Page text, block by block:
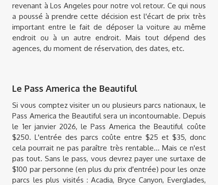
revenant à Los Angeles pour notre vol retour. Ce qui nous
a poussé à prendre cette décision est l'écart de prix très
important entre le fait de déposer la voiture au même
endroit ou à un autre endroit. Mais tout dépend des
agences, du moment de réservation, des dates, etc.
Le Pass America the Beautiful
Si vous comptez visiter un ou plusieurs parcs nationaux, le
Pass America the Beautiful sera un incontournable. Depuis
le 1er janvier 2026, le Pass America the Beautiful coûte
$250. L'entrée des parcs coûte entre $25 et $35, donc
cela pourrait ne pas paraître très rentable... Mais ce n'est
pas tout. Sans le pass, vous devrez payer une surtaxe de
$100 par personne (en plus du prix d'entrée) pour les onze
parcs les plus visités : Acadia, Bryce Canyon, Everglades,